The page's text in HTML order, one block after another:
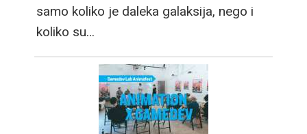
samo koliko je daleka galaksija, nego i
koliko su…